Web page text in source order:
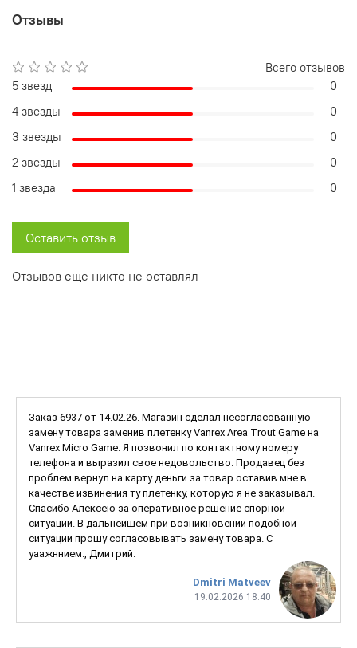
Отзывы
Отзывов еще никто не оставлял
Всего отзывов
5 звезд
0
4 звезды
0
3 звезды
0
2 звезды
0
1 звезда
0
Оставить отзыв
Dmitri Matveev
19.02.2026 18:40
Заказ 6937 от 14.02.26. Магазин сделал несогласованную
замену товара заменив плетенку Vanrex Area Trout Game на
Vanrex Micro Game. Я позвонил по контактному номеру
телефона и выразил свое недовольство. Продавец без
проблем вернул на карту деньги за товар оставив мне в
качестве извинения ту плетенку, которую я не заказывал.
Спасибо Алексею за оперативное решение спорной
ситуации. В дальнейшем при возникновении подобной
ситуации прошу согласовывать замену товара. С
уаажннием., Дмитрий.